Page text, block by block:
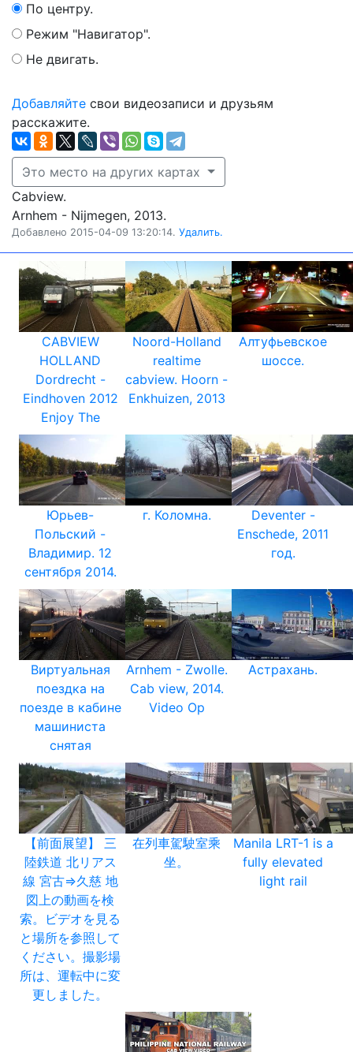
По центру.
Режим "Навигатор".
Не двигать.
Добавляйте свои видеозаписи и друзьям
расскажите.
Это место на других картах
Cabview.
Arnhem - Nijmegen, 2013.
Добавлено 2015-04-09 13:20:14. Удалить.
CABVIEW
HOLLAND
Dordrecht -
Eindhoven 2012
Enjoy The
Noord-Holland
realtime
cabview. Hoorn -
Enkhuizen, 2013
Алтуфьевское
шоссе.
Юрьев-
Польский -
Владимир. 12
сентября 2014.
г. Коломна.
Deventer -
Enschede, 2011
год.
Виртуальная
поездка на
поезде в кабине
машиниста
снятая
Arnhem - Zwolle.
Cab view, 2014.
Video Op
Астрахань.
【前面展望】 三
陸鉄道 北リアス
線 宮古⇒久慈 地
図上の動画を検
索。ビデオを見る
と場所を参照して
ください。撮影場
所は、運転中に変
更しました。
在列車駕駛室乘
坐。
Manila LRT-1 is a
fully elevated
light rail